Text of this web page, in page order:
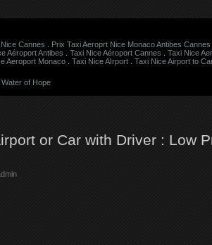
Cannes
Prix Taxi Aeroprt Nice Monaco Antibes Cannes
Aéroport Antibes Taxi Nice Aéroport Cannes
Taxi Nice
Aeroport Monaco Taxi Nice AIrport
Taxi Nice Airport to
Water of Hope
or Car with Driver : Low